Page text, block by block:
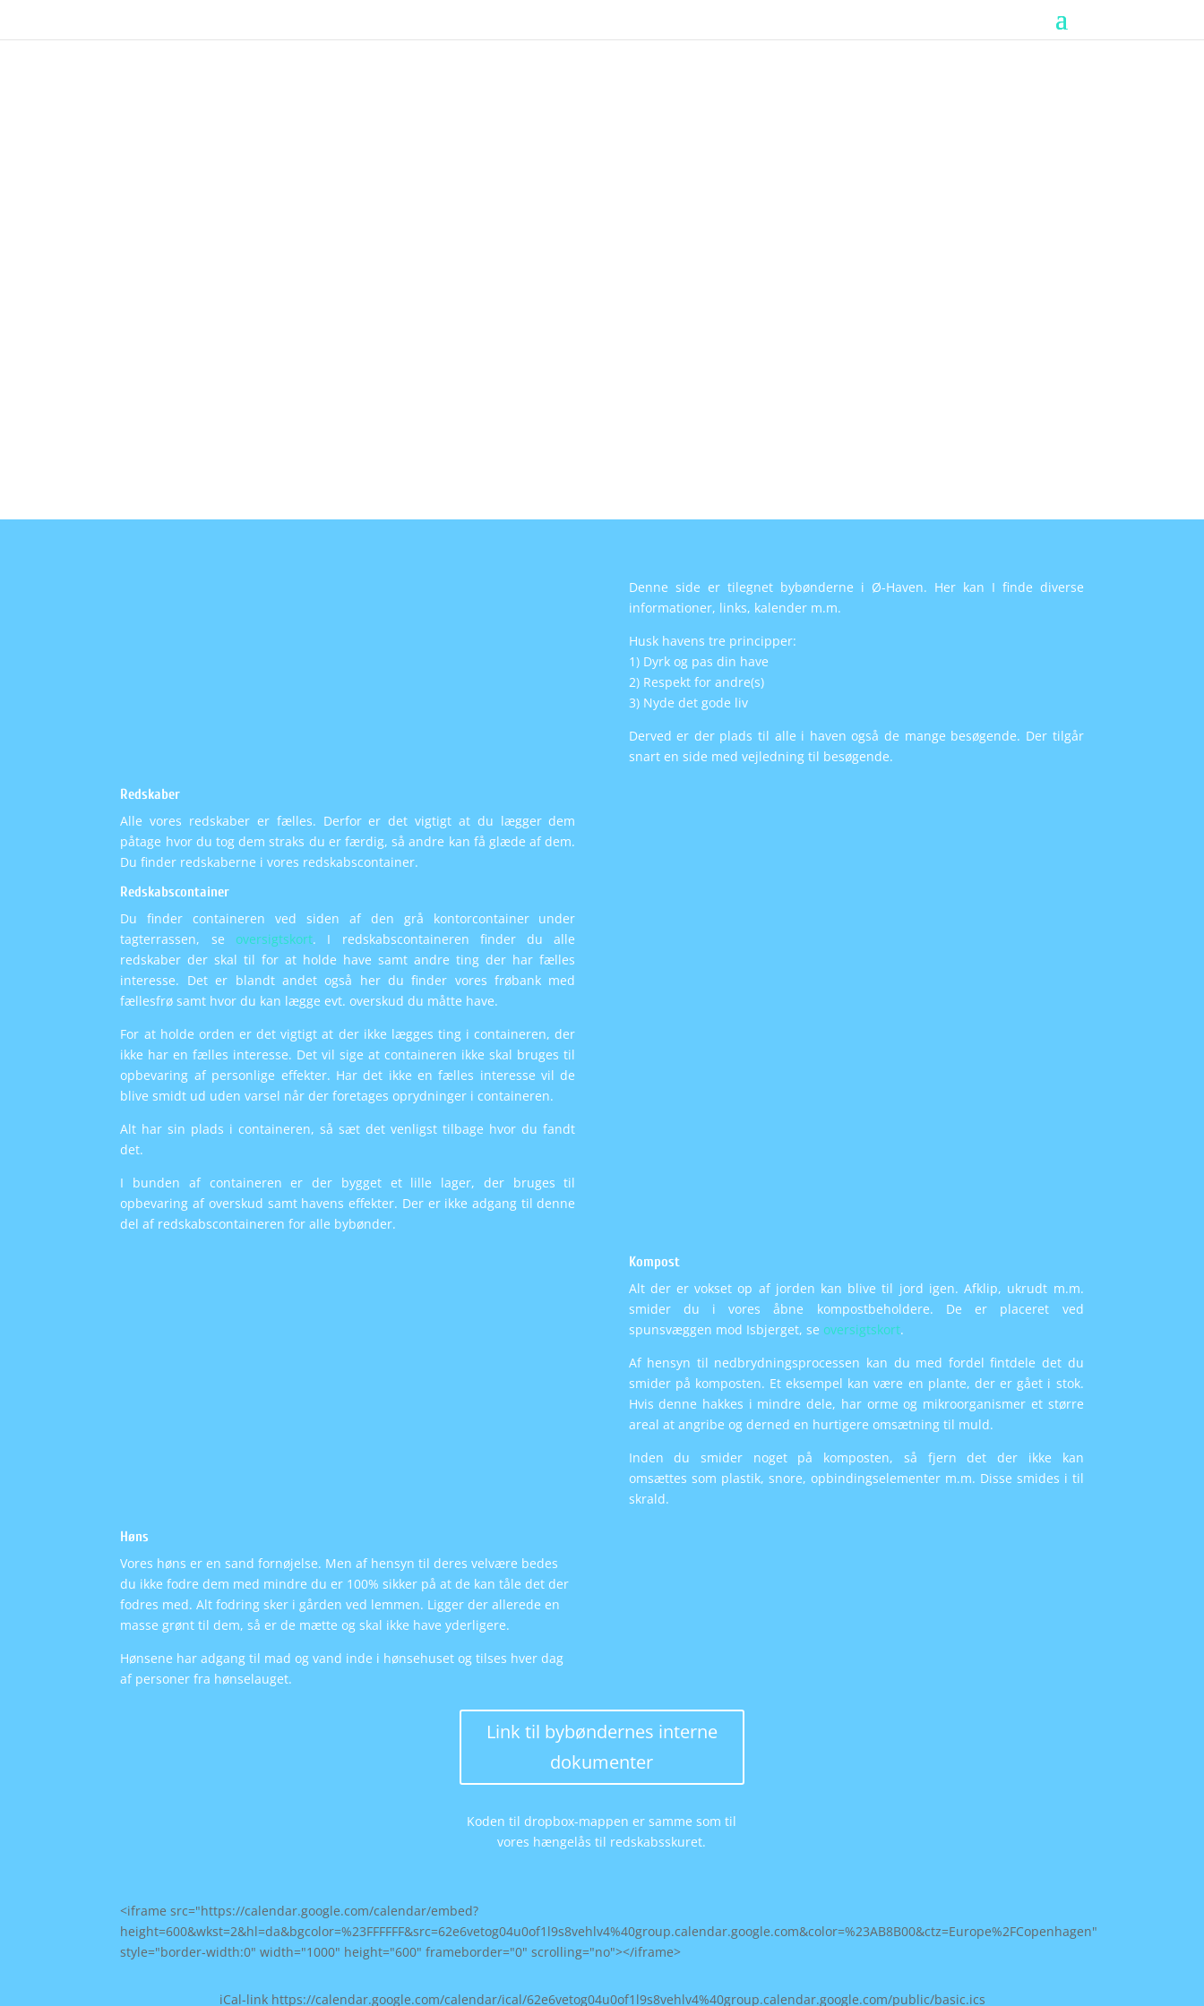
Denne side er tilegnet bybønderne i Ø-Haven. Her kan I finde diverse
informationer, links, kalender m.m.
Husk havens tre principper:
1) Dyrk og pas din have
2) Respekt for andre(s)
3) Nyde det gode liv
Derved er der plads til alle i haven også de mange besøgende. Der tilgår
snart en side med vejledning til besøgende.
Redskaber
Alle vores redskaber er fælles. Derfor er det vigtigt at du lægger dem
påtage hvor du tog dem straks du er færdig, så andre kan få glæde af dem.
Du finder redskaberne i vores redskabscontainer.
Redskabscontainer
Du finder containeren ved siden af den grå kontorcontainer under
tagterrassen, se oversigtskort. I redskabscontaineren finder du alle
redskaber der skal til for at holde have samt andre ting der har fælles
interesse. Det er blandt andet også her du finder vores frøbank med
fællesfrø samt hvor du kan lægge evt. overskud du måtte have.
For at holde orden er det vigtigt at der ikke lægges ting i containeren, der
ikke har en fælles interesse. Det vil sige at containeren ikke skal bruges til
opbevaring af personlige effekter. Har det ikke en fælles interesse vil de
blive smidt ud uden varsel når der foretages oprydninger i containeren.
Alt har sin plads i containeren, så sæt det venligst tilbage hvor du fandt
det.
I bunden af containeren er der bygget et lille lager, der bruges til
opbevaring af overskud samt havens effekter. Der er ikke adgang til denne
del af redskabscontaineren for alle bybønder.
Kompost
Alt der er vokset op af jorden kan blive til jord igen. Afklip, ukrudt m.m.
smider du i vores åbne kompostbeholdere. De er placeret ved
spunsvæggen mod Isbjerget, se oversigtskort.
Af hensyn til nedbrydningsprocessen kan du med fordel fintdele det du
smider på komposten. Et eksempel kan være en plante, der er gået i stok.
Hvis denne hakkes i mindre dele, har orme og mikroorganismer et større
areal at angribe og derned en hurtigere omsætning til muld.
Inden du smider noget på komposten, så fjern det der ikke kan
omsættes som plastik, snore, opbindingselementer m.m. Disse smides i til
skrald.
Høns
Vores høns er en sand fornøjelse. Men af hensyn til deres velvære bedes
du ikke fodre dem med mindre du er 100% sikker på at de kan tåle det der
fodres med. Alt fodring sker i gården ved lemmen. Ligger der allerede en
masse grønt til dem, så er de mætte og skal ikke have yderligere.
Hønsene har adgang til mad og vand inde i hønsehuset og tilses hver dag
af personer fra hønselauget.
Link til bybøndernes interne
dokumenter
Koden til dropbox-mappen er samme som til
vores hængelås til redskabsskuret.
<iframe src="https://calendar.google.com/calendar/embed?
height=600&wkst=2&hl=da&bgcolor=%23FFFFFF&src=62e6vetog04u0of1l9s8vehlv4%40group.calendar.google.com&color=%23AB8B00&ctz=Europe%2FCopenhagen"
style="border-width:0" width="1000" height="600" frameborder="0" scrolling="no"></iframe>
iCal-link https://calendar.google.com/calendar/ical/62e6vetog04u0of1l9s8vehlv4%40group.calendar.google.com/public/basic.ics